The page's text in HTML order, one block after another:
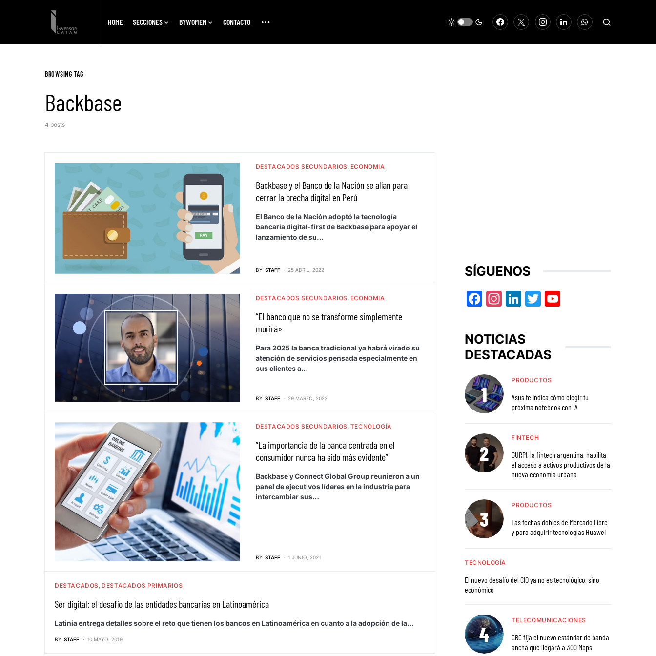
HOME SECCIONES BYWOMEN CONTACTO
BROWSING TAG
Backbase
4 posts
DESTACADOS SECUNDARIOS ECONOMIA
Backbase y el Banco de la Nación se alían para
cerrar la brecha digital en Perú
El Banco de la Nación adoptó la tecnología
bancaria digital-first de Backbase para apoyar el
lanzamiento de su…
BY STAFF 25 ABRIL, 2022
DESTACADOS SECUNDARIOS ECONOMIA
“El banco que no se transforme simplemente
morirá»
Para 2025 la banca tradicional ya habrá virado su
atención de servicios pensada especialmente en
sus clientes a…
BY STAFF 29 MARZO, 2022
DESTACADOS SECUNDARIOS TECNOLOGÍA
“La importancia de la banca centrada en el
consumidor nunca ha sido más evidente”
Backbase y Connect Global Group reunieron a un
panel de ejecutivos líderes en la industria para
intercambiar sus…
BY STAFF 1 JUNIO, 2021
DESTACADOS DESTACADOS PRIMARIOS
Ser digital: el desafío de las entidades bancarias en Latinoamérica
Latinia entrega detalles sobre el reto que tienen los bancos en Latinoamérica en cuanto a la adopción de la…
BY STAFF 10 MAYO, 2019
SÍGUENOS
Facebook
Instagram
LinkedIn
Twitter
NOTICIAS
DESTACADAS
PRODUCTOS
Asus te indica cómo elegir tu
próxima notebook con IA
FINTECH
GURPI, la fintech argentina, habilita
el acceso a activos productivos de la
nueva economía urbana
PRODUCTOS
Las fechas dobles de Mercado Libre
y para adquirir tecnologías Huawei
TECNOLOGÍA
El nuevo desafío del CIO ya no es tecnológico, sino
económico
TELECOMUNICACIONES
CRC fija el nuevo estándar de banda
ancha que llegará a 300 Mbps